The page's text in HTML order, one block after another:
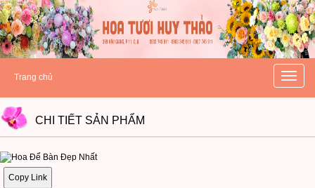
hoatuoihuythao.com
hoatuoihuythao.com
//hoatuoihuythao.com/
Toggle
Trang chủ
CHI TIẾT SẢN PHẨM
Copy Link